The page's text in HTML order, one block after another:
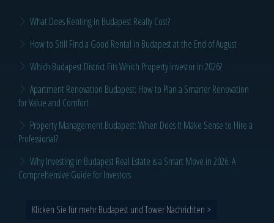
What Does Renting in Budapest Really Cost?
How to Still Find a Good Rental in Budapest at the End of August
Which Budapest District Fits Which Property Investor in 2026?
Apartment Renovation Budapest: How to Plan a Smarter Renovation
for Value and Comfort
Property Management Budapest: When Does It Make Sense to Hire a
Professional?
Why Investing in Budapest Real Estate is a Smart Move in 2026: A
Comprehensive Guide for Investors
Klicken Sie für mehr Budapest und Tower Nachrichten >